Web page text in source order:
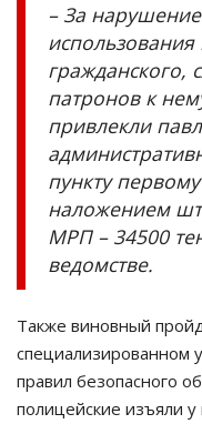
– За
гражданского,
патронов к
привлекли
пункту
наложением
МРП – 34500
ведомстве.
Также виновный
специализированном
правил безопасного
полицейские изъяли